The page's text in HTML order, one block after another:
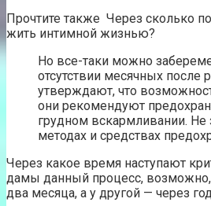
Прочтите также Через сколько
жить интимной жизнью?
Но все-таки можно
отсутствии месячных после
утверждают, что
они рекомендуют
грудном вскармливании. Не
методах и средствах
Через какое время наступают
дамы данный процесс, возможно,
два месяца, а у другой — через